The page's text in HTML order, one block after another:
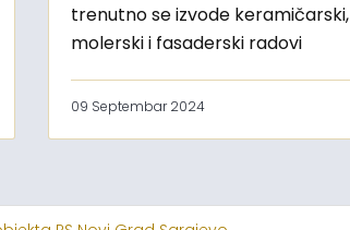
trenutno se izvode keramičarski,
molerski i fasaderski radovi
09 Septembar 2024